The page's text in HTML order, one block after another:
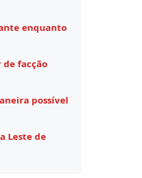
enquanto
facção
possível
Leste de